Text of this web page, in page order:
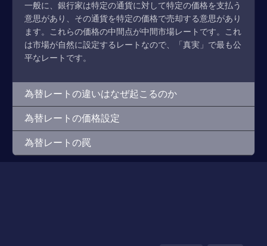
一般に、銀行家は特定の通貨に対して特定の価格を支払う
意思があり、その通貨を特定の価格で売却する意思があり
ます。これらの価格の中間点が中間市場レートです。これ
は市場が自然に設定するレートなので、「真実」で最も公
平なレートです。
為替レートの違いはなぜ起こるのか
為替レートの価格設定
為替レートの罠